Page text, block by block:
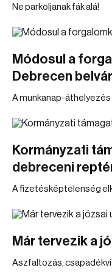
Ne parkoljanak fák alá!
Módosul a
Debrecen
A munkanap-
Kormányzati
debreceni
A fizetésképtelenség
Már tervezik a
Aszfaltozás,